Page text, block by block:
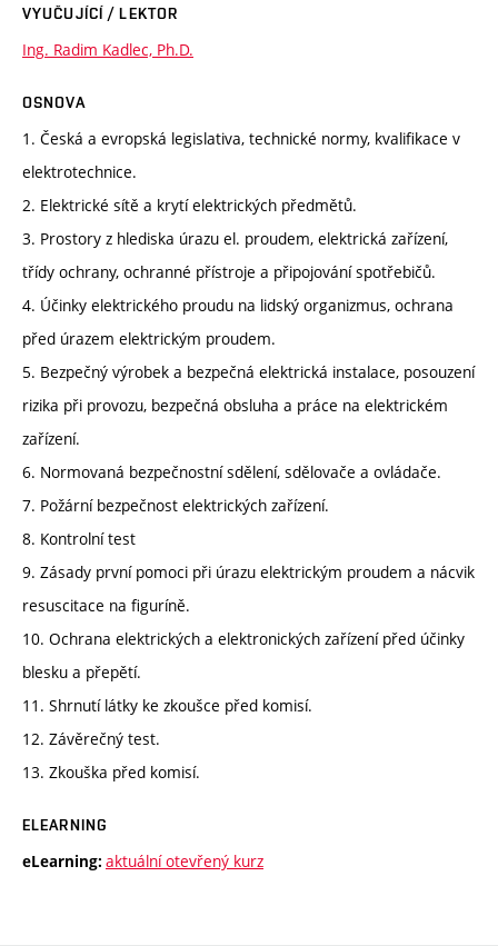
VYUČUJÍCÍ / LEKTOR
Ing. Radim Kadlec, Ph.D.
OSNOVA
1. Česká a evropská legislativa, technické normy, kvalifikace v
elektrotechnice.
2. Elektrické sítě a krytí elektrických předmětů.
3. Prostory z hlediska úrazu el. proudem, elektrická zařízení,
třídy ochrany, ochranné přístroje a připojování spotřebičů.
4. Účinky elektrického proudu na lidský organizmus, ochrana
před úrazem elektrickým proudem.
5. Bezpečný výrobek a bezpečná elektrická instalace, posouzení
rizika při provozu, bezpečná obsluha a práce na elektrickém
zařízení.
6. Normovaná bezpečnostní sdělení, sdělovače a ovládače.
7. Požární bezpečnost elektrických zařízení.
8. Kontrolní test
9. Zásady první pomoci při úrazu elektrickým proudem a nácvik
resuscitace na figuríně.
10. Ochrana elektrických a elektronických zařízení před účinky
blesku a přepětí.
11. Shrnutí látky ke zkoušce před komisí.
12. Závěrečný test.
13. Zkouška před komisí.
ELEARNING
eLearning: aktuální otevřený kurz